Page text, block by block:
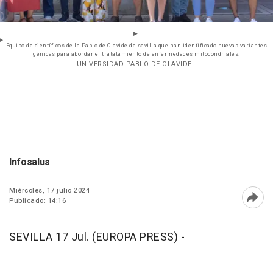
Equipo de científicos de la Pablo de Olavide de sevilla que han identificado nuevas variantes
génicas para abordar el tratatamiento de enfermedades mitocondriales.
- UNIVERSIDAD PABLO DE OLAVIDE
Infosalus
Miércoles, 17 julio 2024
Publicado: 14:16
SEVILLA 17 Jul. (EUROPA PRESS) -